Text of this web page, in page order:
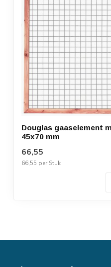
Douglas gaaselement
45x70 mm
66,55
66,55 per Stuk